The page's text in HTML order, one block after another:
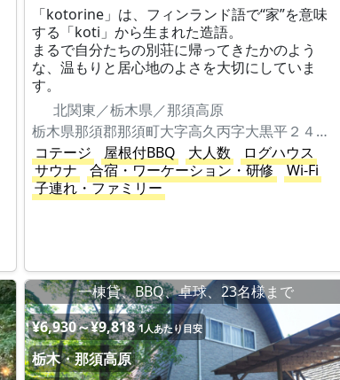
「kotorine」は、フィンランド語で“家”を意味
する「koti」から生まれた造語。
まるで自分たちの別荘に帰ってきたかのよう
な、温もりと居心地のよさを大切にしていま
す。
北関東／栃木県／那須高原
栃木県那須郡那須町大字高久丙字大黒平２４７２―２２４
コテージ
屋根付BBQ 大人数
ログハウス
サウナ
合宿・ワーケーション・研修
Wi-Fi
子連れ・ファミリー
一棟貸、BBQ、卓球、23名様まで
¥6,930～¥9,818 1人あたり目安
栃木・那須高原